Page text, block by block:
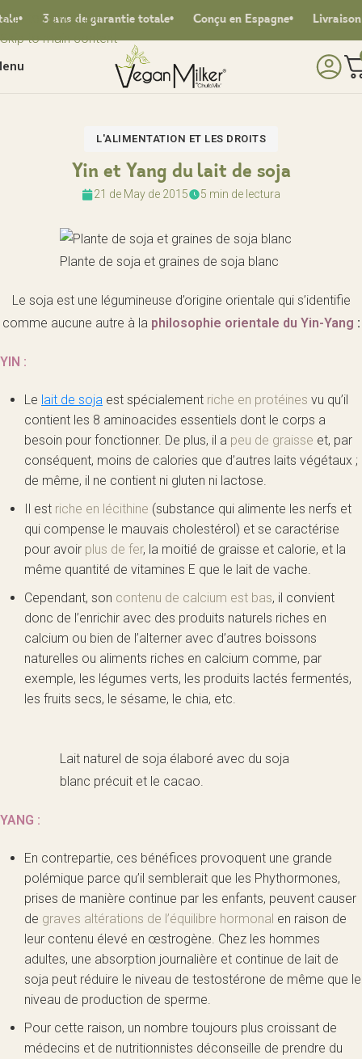
Skip to navigation
Skip to main content
3 ans de garantie totale Conçu en Espagne Livraison
L'ALIMENTATION ET LES DROITS
Yin et Yang du lait de soja
21 de May de 2015 5 min de lectura
Plante de soja et graines de soja blanc
Le soja est une légumineuse d’origine orientale qui s’identifie
comme aucune autre à la philosophie orientale du Yin-Yang :
YIN :
Le lait de soja est spécialement riche en protéines vu qu’il
contient les 8 aminoacides essentiels dont le corps a
besoin pour fonctionner. De plus, il a peu de graisse et, par
conséquent, moins de calories que d’autres laits végétaux ;
de même, il ne contient ni gluten ni lactose.
Il est riche en lécithine (substance qui alimente les nerfs et
qui compense le mauvais cholestérol) et se caractérise
pour avoir plus de fer, la moitié de graisse et calorie, et la
même quantité de vitamines E que le lait de vache.
Cependant, son contenu de calcium est bas, il convient
donc de l’enrichir avec des produits naturels riches en
calcium ou bien de l’alterner avec d’autres boissons
naturelles ou aliments riches en calcium comme, par
exemple, les légumes verts, les produits lactés fermentés,
les fruits secs, le sésame, le chia, etc.
Lait naturel de soja élaboré avec du soja
blanc précuit et le cacao.
YANG :
En contrepartie, ces bénéfices provoquent une grande
polémique parce qu’il semblerait que les Phythormones,
prises de manière continue par les enfants, peuvent causer
de graves altérations de l’équilibre hormonal en raison de
leur contenu élevé en œstrogène. Chez les hommes
adultes, une absorption journalière et continue de lait de
soja peut réduire le niveau de testostérone de même que le
niveau de production de sperme.
Pour cette raison, un nombre toujours plus croissant de
médecins et de nutritionnistes déconseille de prendre du